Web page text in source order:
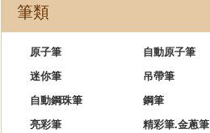
筆類
原子筆 自動原子筆
迷你筆
吊帶筆
自動鋼珠筆
鋼筆
亮彩筆
精彩筆.金蔥筆